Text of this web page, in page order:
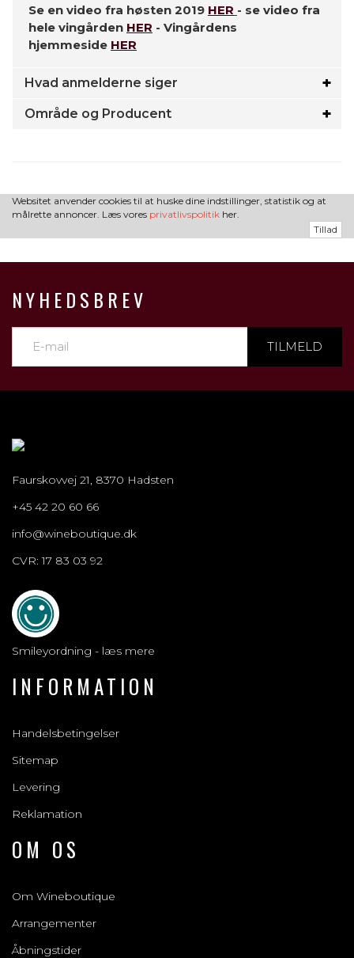
Se en video fra høsten 2019 HER - se video fra
hele vingården HER - Vingårdens
hjemmeside HER
Hvad anmelderne siger
Område og Producent
Websitet anvender cookies til at huske dine indstillinger, statistik og at
målrette annoncer. Læs vores privatlivspolitik her.
Tillad
NYHEDSBREV
TILMELD
Faurskovvej 21, 8370 Hadsten
+45 42 20 60 66
info@wineboutique.dk
CVR: 17 83 03 92
Smileyordning - læs mere
INFORMATION
Handelsbetingelser
Sitemap
Levering
Reklamation
OM OS
Om Wineboutique
Arrangementer
Åbningstider